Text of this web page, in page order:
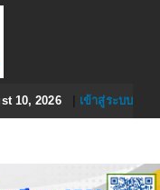
10, 2026| เข้าสู่ระบบ